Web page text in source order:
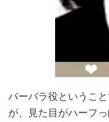
バーバラ役というこ
が、見た目がハーフ